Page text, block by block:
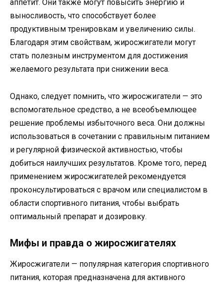
аппетит. Они также могут повысить энергию и
выносливость, что способствует более
продуктивным тренировкам и увеличению силы.
Благодаря этим свойствам, жиросжигатели могут
стать полезным инструментом для достижения
желаемого результата при снижении веса.
Однако, следует помнить, что жиросжигатели — это
вспомогательное средство, а не всеобъемлющее
решение проблемы избыточного веса. Они должны
использоваться в сочетании с правильным питанием
и регулярной физической активностью, чтобы
добиться наилучших результатов. Кроме того, перед
применением жиросжигателей рекомендуется
проконсультироваться с врачом или специалистом в
области спортивного питания, чтобы выбрать
оптимальный препарат и дозировку.
Мифы и правда о жиросжигателях
Жиросжигатели — популярная категория спортивного
питания, которая предназначена для активного